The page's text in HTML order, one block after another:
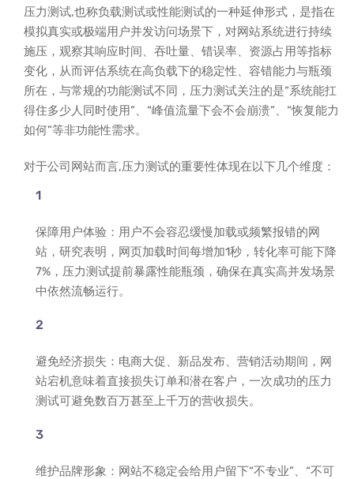
压力测试,也称负载测试或性能测试的一种延伸形式，是指在
模拟真实或极端用户并发访问场景下，对网站系统进行持续
施压，观察其响应时间、吞吐量、错误率、资源占用等指标
变化，从而评估系统在高负载下的稳定性、容错能力与瓶颈
所在，与常规的功能测试不同，压力测试关注的是“系统能扛
得住多少人同时使用”、“峰值流量下会不会崩溃”、“恢复能力
如何”等非功能性需求。
对于公司网站而言,压力测试的重要性体现在以下几个维度：
保障用户体验：用户不会容忍缓慢加载或频繁报错的网
站，研究表明，网页加载时间每增加1秒，转化率可能下降
7%，压力测试提前暴露性能瓶颈，确保在真实高并发场景
中依然流畅运行。
避免经济损失：电商大促、新品发布、营销活动期间，网
站宕机意味着直接损失订单和潜在客户，一次成功的压力
测试可避免数百万甚至上千万的营收损失。
维护品牌形象：网站不稳定会给用户留下“不专业”、“不可